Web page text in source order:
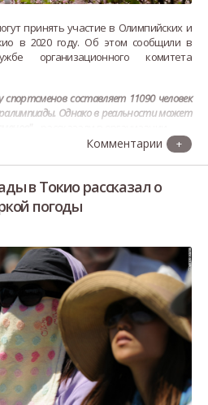
принять участие в Олимпийских и
в 2020 году. Об этом сообщили в
организационного комитета
спортсменов составляет 11090 человек
Однако в реальности может
+
в Токио рассказал о
погоды